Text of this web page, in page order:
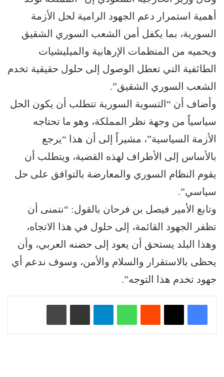
أهمية استمرار دعم الجهود الرامية لحل الأزمة
السورية، بما يكفل أمن الشعب السوري الشقيق
ويحميه من المنظمات الإرهابية والميليشيات
الطائفية التي تعطل الوصول إلى حلول حقيقية تخدم
الشعب السوري الشقيق”.
وأضاف أن “التسوية السورية تتطلب أن يكون الحل
سياسياً من وجهة نظر المملكة، وهو ما تحتاجه
الأزمة السياسية”، مشيراً إلى أن هذا “يرجع
بالأساس إلى الأطراف لهذه القضية، ويتطلب أن
يقوم النظام السوري والمعارضة بالتوافق على حل
سياسي”.
وتابع الأمير فيصل بن فرحان بالقول: “نتمنى أن
تظفر الجهود القائمة، إلى حلول في هذا الاتجاه،
وهذا البلد يستحق أن يعود إلى حضنه العربي، وأن
يحظى بالاستقرار والسلام والأمن، وسوف ندعم أي
جهود تخدم هذا التوجه”.
واتساب تيلقرام